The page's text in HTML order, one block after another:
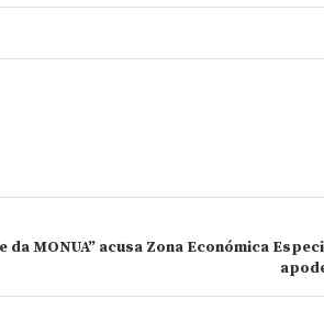
da MONUA” acusa Zona Económica